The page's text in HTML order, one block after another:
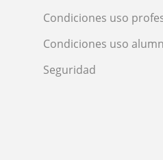
Condiciones uso
Condiciones uso
Seguridad